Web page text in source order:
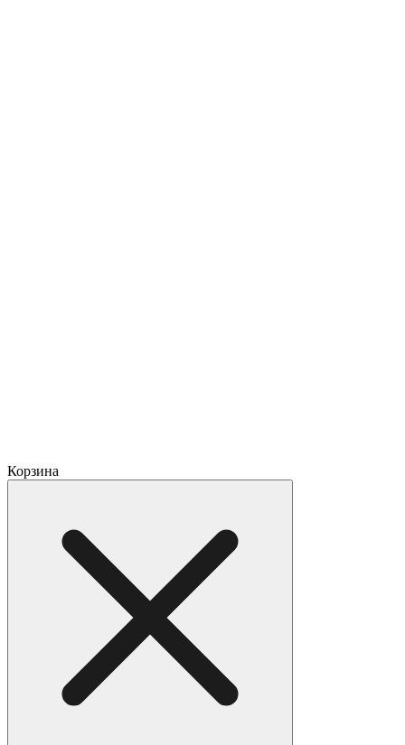
Корзина